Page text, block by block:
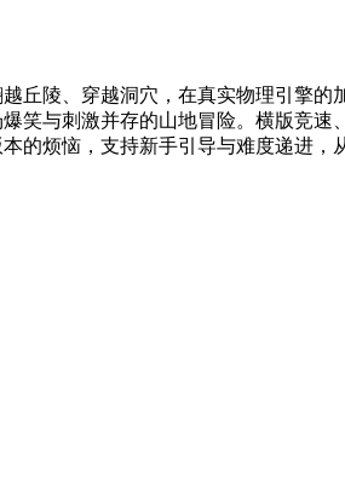
丘陵、穿越洞穴，在真实物理引擎的
笑与刺激并存的山地冒险。横版竞速
的烦恼，支持新手引导与难度递进，